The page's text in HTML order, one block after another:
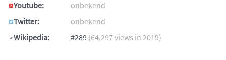
Youtube:
onbekend
Twitter:
onbekend
Wikipedia:
#289 (64,297 views in 2019)